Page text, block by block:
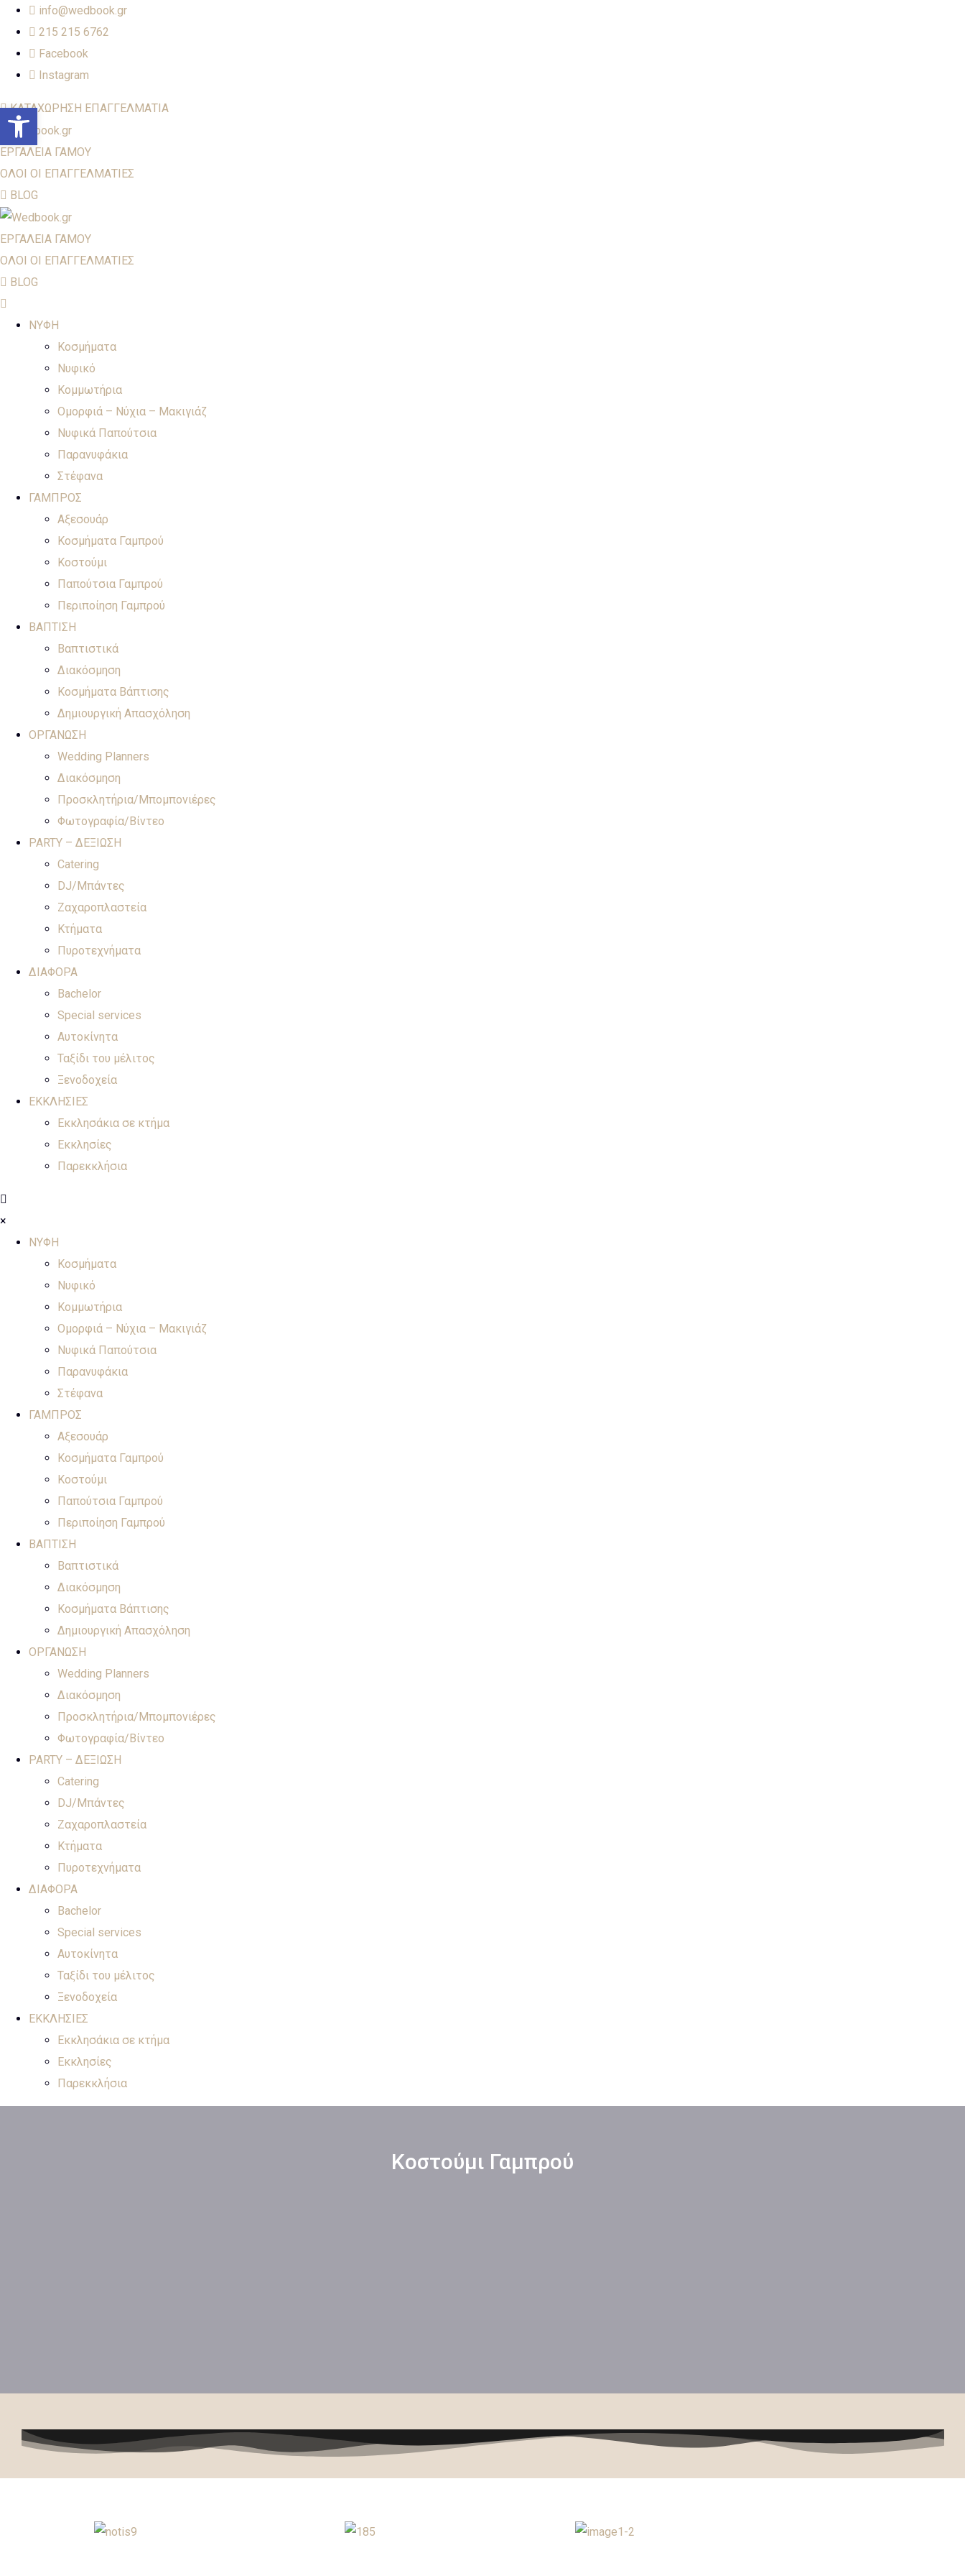
info@wedbook.gr
215 215 6762
Facebook
Instagram
ΚΑΤΑΧΩΡΗΣΗ ΕΠΑΓΓΕΛΜΑΤΙΑ
ΕΡΓΑΛΕΙΑ ΓΑΜΟΥ
ΟΛΟΙ ΟΙ ΕΠΑΓΓΕΛΜΑΤΙΕΣ
BLOG
ΕΡΓΑΛΕΙΑ ΓΑΜΟΥ
ΟΛΟΙ ΟΙ ΕΠΑΓΓΕΛΜΑΤΙΕΣ
BLOG
ΝΥΦΗ
Κοσμήματα
Νυφικό
Κομμωτήρια
Ομορφιά – Νύχια – Μακιγιάζ
Νυφικά Παπούτσια
Παρανυφάκια
Στέφανα
ΓΑΜΠΡΟΣ
Αξεσουάρ
Κοσμήματα Γαμπρού
Κοστούμι
Παπούτσια Γαμπρού
Περιποίηση Γαμπρού
ΒΑΠΤΙΣΗ
Βαπτιστικά
Διακόσμηση
Κοσμήματα Βάπτισης
Δημιουργική Απασχόληση
ΟΡΓΑΝΩΣΗ
Wedding Planners
Διακόσμηση
Προσκλητήρια/Μπομπονιέρες
Φωτογραφία/Βίντεο
PARTY – ΔΕΞΙΩΣΗ
Catering
DJ/Μπάντες
Ζαχαροπλαστεία
Κτήματα
Πυροτεχνήματα
ΔΙΑΦΟΡΑ
Bachelor
Special services
Αυτοκίνητα
Ταξίδι του μέλιτος
Ξενοδοχεία
ΕΚΚΛΗΣΙΕΣ
Εκκλησάκια σε κτήμα
Εκκλησίες
Παρεκκλήσια
×
ΝΥΦΗ
Κοσμήματα
Νυφικό
Κομμωτήρια
Ομορφιά – Νύχια – Μακιγιάζ
Νυφικά Παπούτσια
Παρανυφάκια
Στέφανα
ΓΑΜΠΡΟΣ
Αξεσουάρ
Κοσμήματα Γαμπρού
Κοστούμι
Παπούτσια Γαμπρού
Περιποίηση Γαμπρού
ΒΑΠΤΙΣΗ
Βαπτιστικά
Διακόσμηση
Κοσμήματα Βάπτισης
Δημιουργική Απασχόληση
ΟΡΓΑΝΩΣΗ
Wedding Planners
Διακόσμηση
Προσκλητήρια/Μπομπονιέρες
Φωτογραφία/Βίντεο
PARTY – ΔΕΞΙΩΣΗ
Catering
DJ/Μπάντες
Ζαχαροπλαστεία
Κτήματα
Πυροτεχνήματα
ΔΙΑΦΟΡΑ
Bachelor
Special services
Αυτοκίνητα
Ταξίδι του μέλιτος
Ξενοδοχεία
ΕΚΚΛΗΣΙΕΣ
Εκκλησάκια σε κτήμα
Εκκλησίες
Παρεκκλήσια
Κοστούμι Γαμπρού
Open toolbar